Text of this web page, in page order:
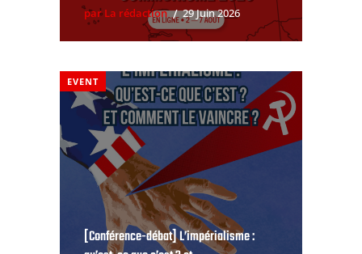
par La rédaction 29 Juin 2026
EVENT
[Conférence-débat] L’impérialisme :